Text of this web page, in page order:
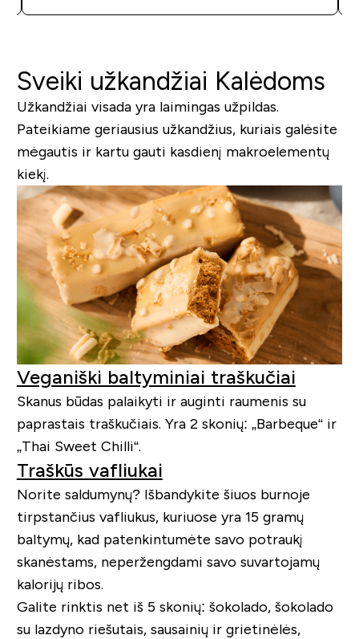
Sveiki užkandžiai Kalėdoms
Užkandžiai visada yra laimingas užpildas.
Pateikiame geriausius užkandžius, kuriais galėsite
mėgautis ir kartu gauti kasdienį makroelementų
kiekį.
Veganiški baltyminiai traškučiai
Skanus būdas palaikyti ir auginti raumenis su
paprastais traškučiais. Yra 2 skonių: „Barbeque“ ir
„Thai Sweet Chilli“.
Traškūs vafliukai
Norite saldumynų? Išbandykite šiuos burnoje
tirpstančius vafliukus, kuriuose yra 15 gramų
baltymų, kad patenkintumėte savo potraukį
skanėstams, neperžengdami savo suvartojamų
kalorijų ribos.
Galite rinktis net iš 5 skonių: šokolado, šokolado
su lazdyno riešutais, sausainių ir grietinėlės,